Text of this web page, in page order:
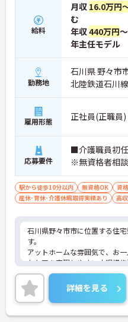
給料
月収 16.0万円
む
年収440万円
年主任モデル
勤務地
石川県 野々市
北陸鉄道石川
雇用形態 正社員(正職員)
応募要件
■介護職員初
※無資格者相談
駅から徒歩10分以内 無資格OK 資
産休･育休･介護休暇取得実績あり
高
石川県野々市市に位置する住
す。
アットホームな雰囲気で、お
たケアを実現しやすい小規模
資格取得制度もあり、無資格
ます。
ご興味のある方には、面接対
に詳細をお話しいたしますの
さい！
詳細を見る